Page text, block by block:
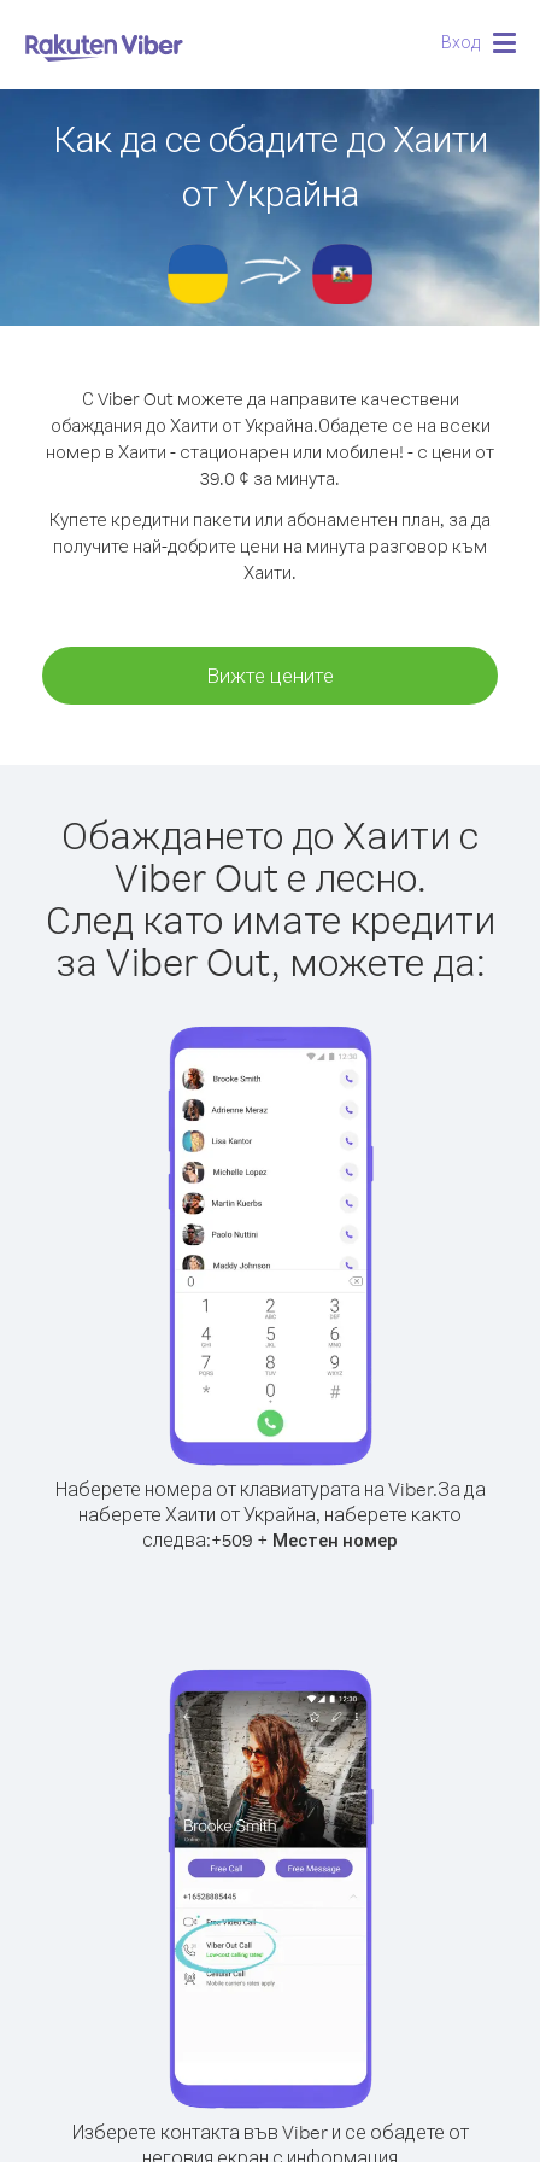
Вход
Как да се обадите до Хаити
от Украйна
С Viber Out можете да направите качествени
обаждания до Хаити от Украйна.Обадете се на всеки
номер в Хаити - стационарен или мобилен! - с цени от
39.0 ¢ за минута.
Купете кредитни пакети или абонаментен план, за да
получите най-добрите цени на минута разговор към
Хаити.
Вижте цените
Обаждането до Хаити с
Viber Out е лесно.
След като имате кредити
за Viber Out, можете да:
Наберете номера от клавиатурата на Viber.За да
наберете Хаити от Украйна, наберете както
следва:+509 + Местен номер
Изберете контакта във Viber и се обадете от
неговия екран с информация